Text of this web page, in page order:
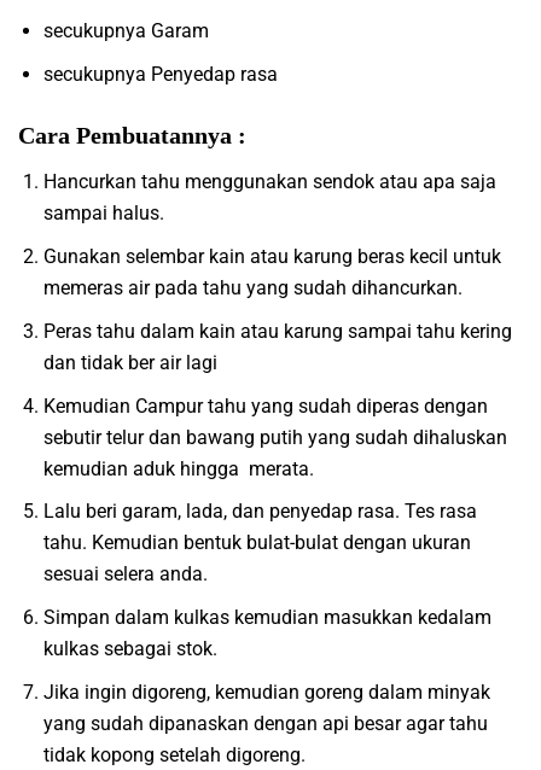
secukupnya Garam
secukupnya Penyedap rasa
Cara Pembuatannya :
Hancurkan tahu menggunakan sendok atau apa saja
sampai halus.
Gunakan selembar kain atau karung beras kecil untuk
memeras air pada tahu yang sudah dihancurkan.
Peras tahu dalam kain atau karung sampai tahu kering
dan tidak ber air lagi
Kemudian Campur tahu yang sudah diperas dengan
sebutir telur dan bawang putih yang sudah dihaluskan
kemudian aduk hingga merata.
Lalu beri garam, lada, dan penyedap rasa. Tes rasa
tahu. Kemudian bentuk bulat-bulat dengan ukuran
sesuai selera anda.
Simpan dalam kulkas kemudian masukkan kedalam
kulkas sebagai stok.
Jika ingin digoreng, kemudian goreng dalam minyak
yang sudah dipanaskan dengan api besar agar tahu
tidak kopong setelah digoreng.